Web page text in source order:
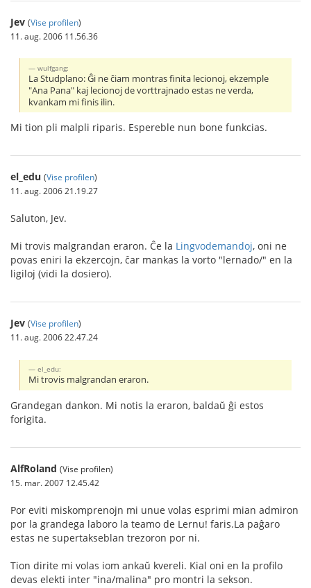
Jev (Vise profilen)
11. aug. 2006 11.56.36
wulfgang:
La Studplano: Ĝi ne ĉiam montras finita lecionoj, ekzemple
"Ana Pana" kaj lecionoj de vorttrajnado estas ne verda,
kvankam mi finis ilin.
Mi tion pli malpli riparis. Espereble nun bone funkcias.
el_edu (Vise profilen)
11. aug. 2006 21.19.27
Saluton, Jev.
Mi trovis malgrandan eraron. Ĉe la Lingvodemandoj, oni ne
povas eniri la ekzercojn, ĉar mankas la vorto "lernado/" en la
ligiloj (vidi la dosiero).
Jev (Vise profilen)
11. aug. 2006 22.47.24
el_edu:
Mi trovis malgrandan eraron.
Grandegan dankon. Mi notis la eraron, baldaŭ ĝi estos
forigita.
AlfRoland (Vise profilen)
15. mar. 2007 12.45.42
Por eviti miskomprenojn mi unue volas esprimi mian admiron
por la grandega laboro la teamo de Lernu! faris.La paĝaro
estas ne supertakseblan trezoron por ni.
Tion dirite mi volas iom ankaŭ kvereli. Kial oni en la profilo
devas elekti inter "ina/malina" pro montri la sekson.